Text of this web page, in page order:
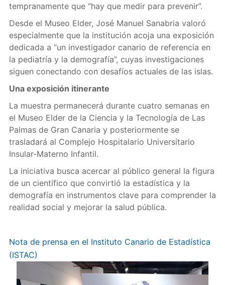
tempranamente que “hay que medir para prevenir”.
Desde el Museo Elder, José Manuel Sanabria valoró
especialmente que la institución acoja una exposición
dedicada a “un investigador canario de referencia en
la pediatría y la demografía”, cuyas investigaciones
siguen conectando con desafíos actuales de las islas.
Una exposición itinerante
La muestra permanecerá durante cuatro semanas en
el Museo Elder de la Ciencia y la Tecnología de Las
Palmas de Gran Canaria y posteriormente se
trasladará al Complejo Hospitalario Universitario
Insular-Materno Infantil.
La iniciativa busca acercar al público general la figura
de un científico que convirtió la estadística y la
demografía en instrumentos clave para comprender la
realidad social y mejorar la salud pública.
Nota de prensa en el Instituto Canario de Estadística
(ISTAC)